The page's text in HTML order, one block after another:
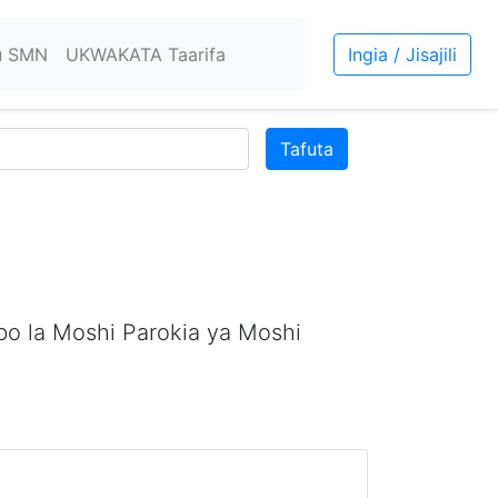
SMN UKWAKATA Taarifa Ingia / Jisajili
Tafuta
la Moshi Parokia ya Moshi